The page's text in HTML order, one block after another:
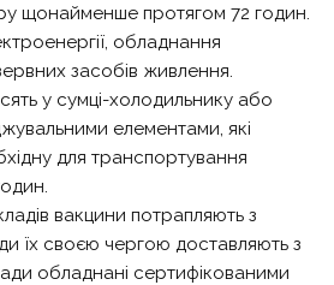
щонайменше протягом 72 годин.
обладнання
засобів живлення.
у сумці-холодильнику або
елементами, які
для транспортування
вакцини потрапляють з
їх своєю чергою доставляють з
обладнані сертифікованими